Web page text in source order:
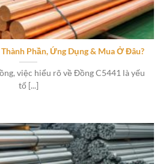
Phần, Ứng Dụng & Mua Ở Đâu?
việc hiểu rõ về Đồng C5441 là yếu
tố [...]